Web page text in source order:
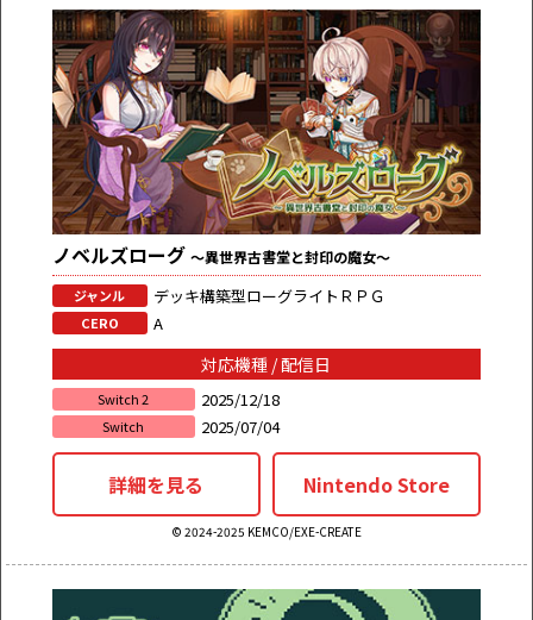
ノベルズローグ ～異世界古書堂と封印の魔女～
ジャンル デッキ構築型ローグライトＲＰＧ
CERO A
対応機種 / 配信日
Switch 2 2025/12/18
Switch 2025/07/04
詳細を見る Nintendo Store
© 2024-2025 KEMCO/EXE-CREATE